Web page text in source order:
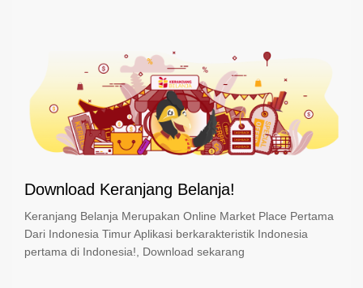
Download Keranjang Belanja!
Keranjang Belanja Merupakan Online Market Place Pertama
Dari Indonesia Timur Aplikasi berkarakteristik Indonesia
pertama di Indonesia!, Download sekarang